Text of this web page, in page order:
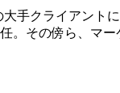
手クライアント
その傍ら、マ